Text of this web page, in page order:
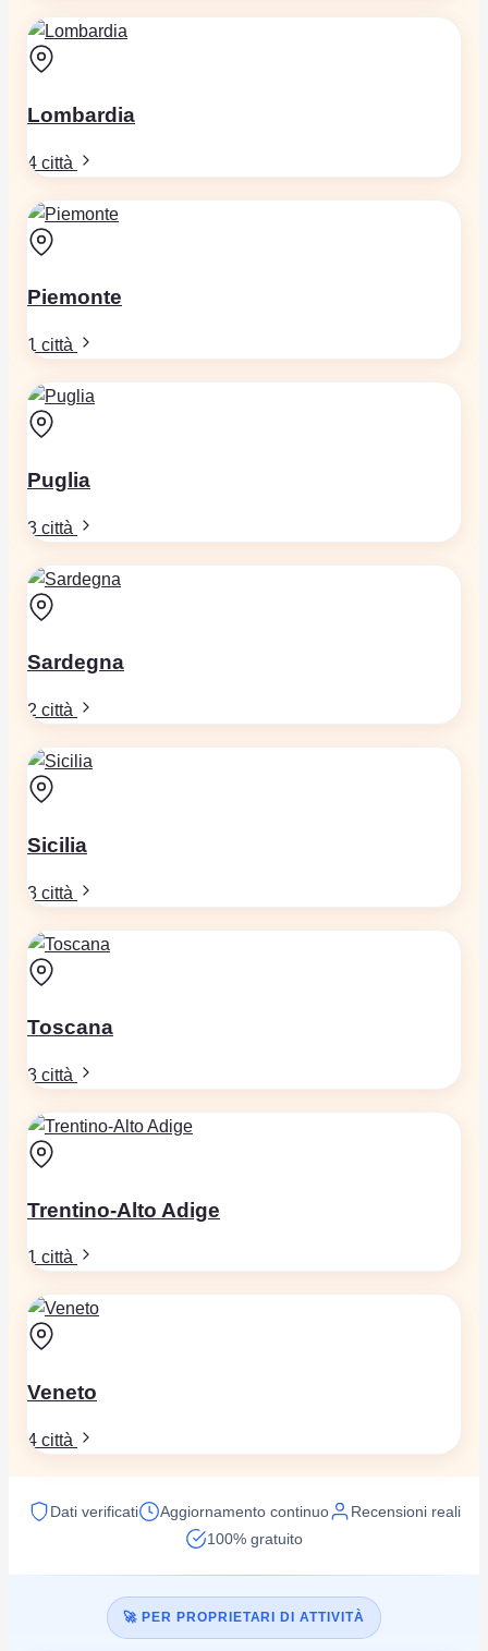
Lombardia
4 città
Piemonte
1 città
Puglia
3 città
Sardegna
2 città
Sicilia
3 città
Toscana
3 città
Trentino-Alto Adige
1 città
Veneto
4 città
Dati verificati Aggiornamento continuo
Recensioni reali
100% gratuito
🚀 PER PROPRIETARI DI ATTIVITÀ